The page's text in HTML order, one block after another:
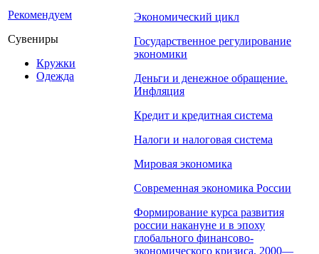
Рекомендуем
Сувениры
Кружки
Одежда
Экономический цикл
Государственное регулирование
экономики
Деньги и денежное обращение.
Инфляция
Кредит и кредитная система
Налоги и налоговая система
Мировая экономика
Современная экономика России
Формирование курса развития
россии накануне и в эпоху
глобального финансово-
экономического кризиса. 2000—